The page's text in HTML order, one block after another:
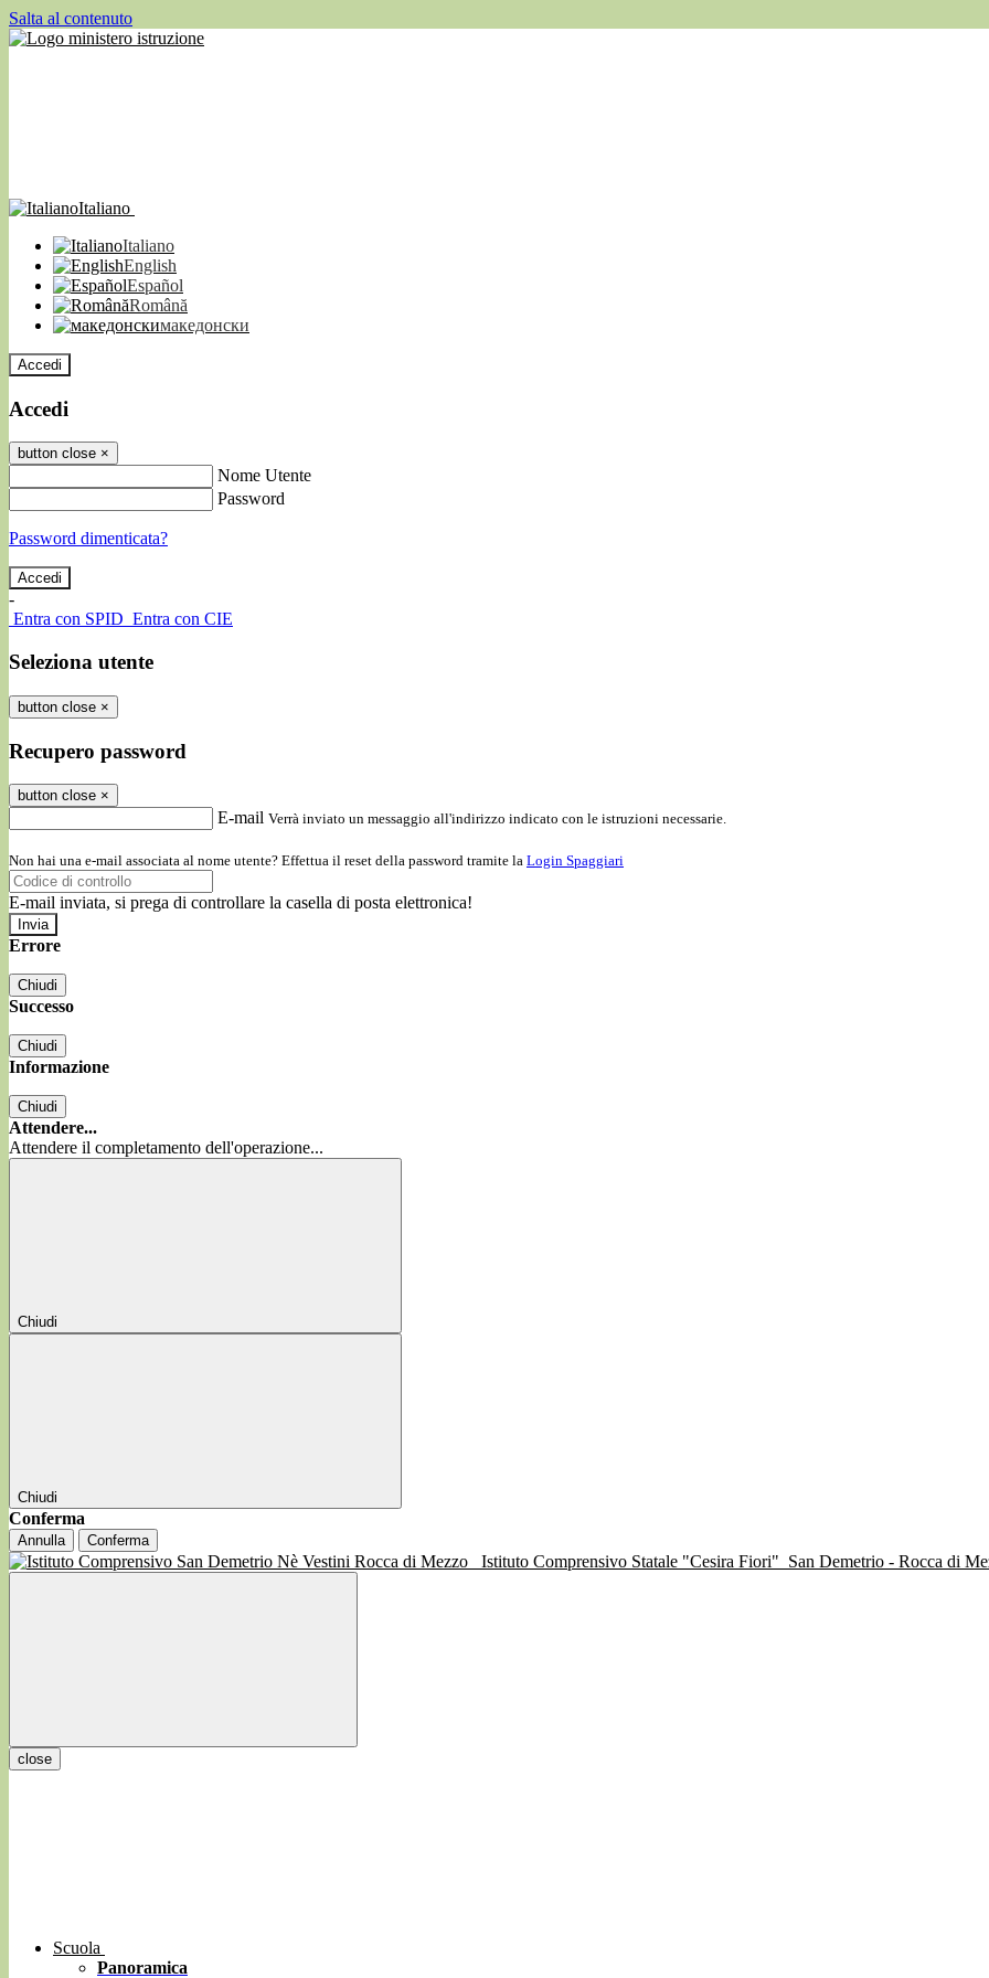
Salta al contenuto
Italiano
Italiano
English
Español
Română
македонски
Accedi
Accedi
button close ×
Nome Utente
Password
Password dimenticata?
-
Entra con SPID Entra con CIE
Seleziona utente
button close ×
Recupero password
button close ×
E-mail Verrà inviato un messaggio all'indirizzo indicato con le istruzioni necessarie.
Non hai una e-mail associata al nome utente? Effettua il reset della password tramite la Login Spaggiari
E-mail inviata, si prega di controllare la casella di posta elettronica!
Errore
Chiudi
Successo
Chiudi
Informazione
Chiudi
Attendere...
Attendere il completamento dell'operazione...
Chiudi
Chiudi
Conferma
Annulla Conferma
Istituto Comprensivo Statale "Cesira Fiori" San Demetrio - Rocca di
close
Scuola
Panoramica